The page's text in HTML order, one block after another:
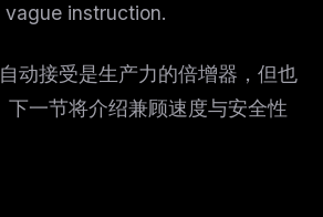
instruction.
自动接受是生产力的倍增器，但也
下一节将介绍兼顾速度与安全性